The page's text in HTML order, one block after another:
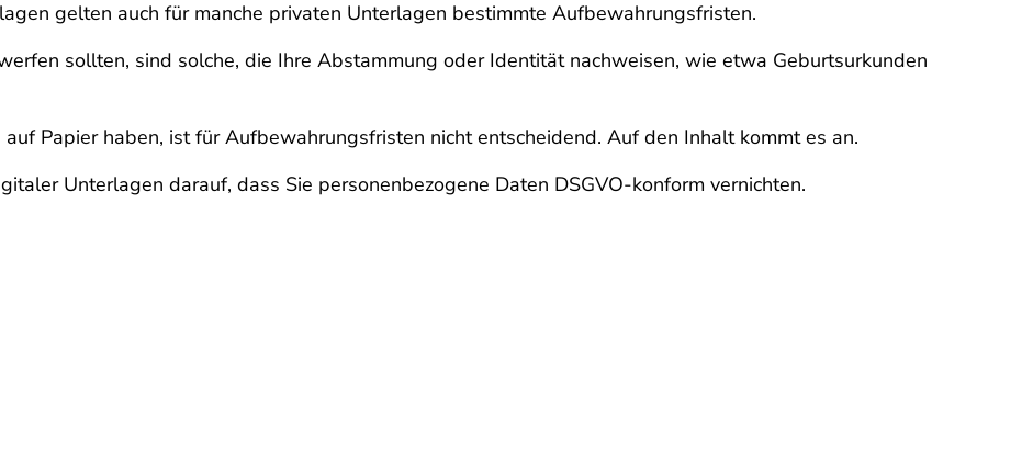
gelten auch für manche privaten Unterlagen bestimmte Aufbewahrungsfristen.
sollten, sind solche, die Ihre Abstammung oder Identität nachweisen, wie etwa Geburtsurkunden
Papier haben, ist für Aufbewahrungsfristen nicht entscheidend. Auf den Inhalt kommt es an.
Unterlagen darauf, dass Sie personenbezogene Daten DSGVO-konform vernichten.